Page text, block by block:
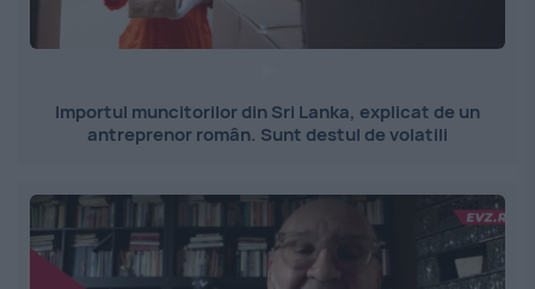
Importul muncitorilor din Sri Lanka, explicat de un
antreprenor român. Sunt destul de volatili